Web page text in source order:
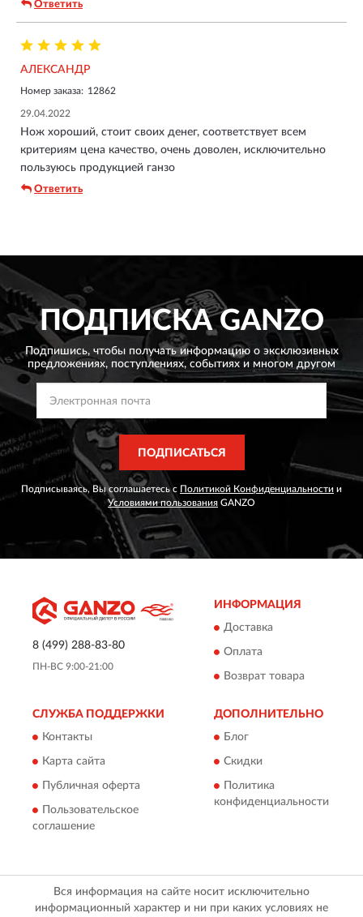
комплекте с ножом пришел протокол испытаний, нож не
является холодным оружием. Полностью ножом доволен.
Ответить
АЛЕКСАНДР
Номер заказа: 12862
29.04.2022
Нож хороший, стоит своих денег, соответствует всем
критериям цена качество, очень доволен, исключительно
пользуюсь продукцией ганзо
Ответить
ПОДПИСКАGANZO
Подпишись, чтобы получать информацию о эксклюзивных
предложениях, поступлениях, событиях и многом другом
ПОДПИСАТЬСЯ
Подписываясь, Вы соглашаетесь с Политикой Конфиденциальности и
Условиями пользования GANZO
8 (499) 288-83-80
ПН-ВС 9:00-21:00
ИНФОРМАЦИЯ
Доставка
Оплата
Возврат товара
СЛУЖБА ПОДДЕРЖКИ
Контакты
Карта сайта
Публичная оферта
Пользовательское
соглашение
ДОПОЛНИТЕЛЬНО
Блог
Скидки
Политика
конфиденциальности
Вся информация на сайте носит исключительно
информационный характер и ни при каких условиях не